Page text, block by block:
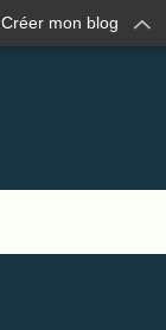
Créer mon blog